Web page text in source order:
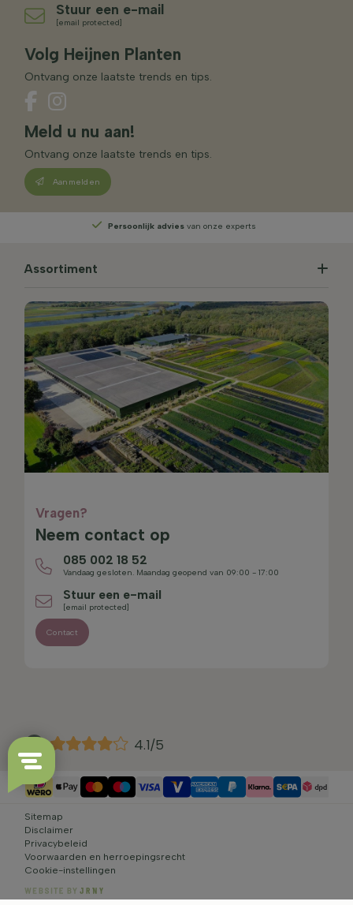
Stuur een e-mail
[email protected]
Volg Heijnen Planten
Ontvang onze laatste trends en tips.
Meld u nu aan!
Ontvang onze laatste trends en tips.
Aanmelden
Persoonlijk advies van onze experts
Assortiment
Vragen?
Neem contact op
085 002 18 52
Vandaag gesloten. Maandag geopend van 09:00 - 17:00
Stuur een e-mail
[email protected]
Contact
4.1/5
Sitemap
Disclaimer
Privacybeleid
Voorwaarden en herroepingsrecht
Cookie-instellingen